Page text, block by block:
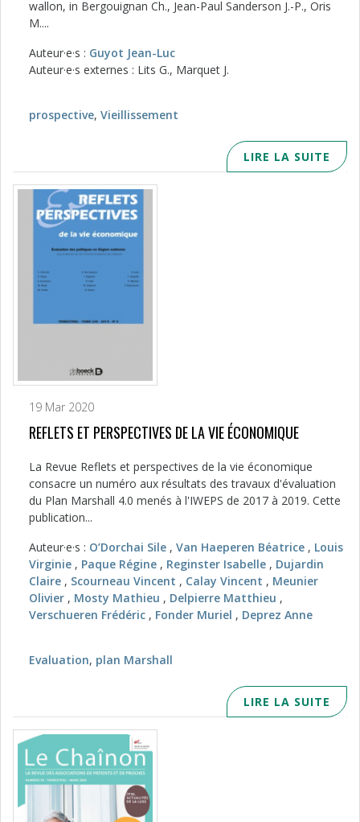
wallon, in Bergouignan Ch., Jean-Paul Sanderson J.-P., Oris
M....
Auteur·e·s : Guyot Jean-Luc
Auteur·e·s externes : Lits G., Marquet J.
prospective, Vieillissement
LIRE LA SUITE
19 Mar 2020
REFLETS ET PERSPECTIVES DE LA VIE ÉCONOMIQUE
La Revue Reflets et perspectives de la vie économique
consacre un numéro aux résultats des travaux d'évaluation
du Plan Marshall 4.0 menés à l'IWEPS de 2017 à 2019. Cette
publication...
Auteur·e·s : O’Dorchai Sile , Van Haeperen Béatrice , Louis
Virginie , Paque Régine , Reginster Isabelle , Dujardin
Claire , Scourneau Vincent , Calay Vincent , Meunier
Olivier , Mosty Mathieu , Delpierre Matthieu ,
Verschueren Frédéric , Fonder Muriel , Deprez Anne
Evaluation, plan Marshall
LIRE LA SUITE